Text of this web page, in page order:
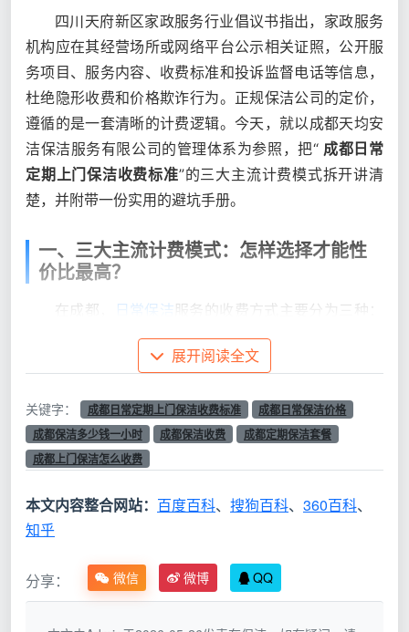
四川天府新区家政服务行业倡议书指出，家政服务
机构应在其经营场所或网络平台公示相关证照，公开服
务项目、服务内容、收费标准和投诉监督电话等信息，
杜绝隐形收费和价格欺诈行为。正规保洁公司的定价，
遵循的是一套清晰的计费逻辑。今天，就以成都天均安
洁保洁服务有限公司的管理体系为参照，把“ 成都日常
定期上门保洁收费标准”的三大主流计费模式拆开讲清
楚，并附带一份实用的避坑手册。
一、三大主流计费模式：怎样选择才能性
价比最高？
在成都， 日常保洁服务的收费方式主要分为三种：
按小时计费、按面积计费和定期套餐计费。三种模式各
计
费
模
单价范围（成
都市场2026
年参考价）
按
时
计
时（通常3小
时起做）
扫、临时待客
应急、按需灵
展开阅读全文
关键字： 成都日常定期上门保洁收费标准
成都日常保洁价格
成都保洁多少钱一小时
成都保洁收费
成都定期保洁套餐
成都上门保洁怎么收费
本文内容整合网站： 百度百科、 搜狗百科、 360百科、
知乎
分享： 微信 微博 QQ